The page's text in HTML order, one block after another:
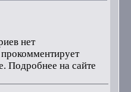
нет
Подробнее на сайте